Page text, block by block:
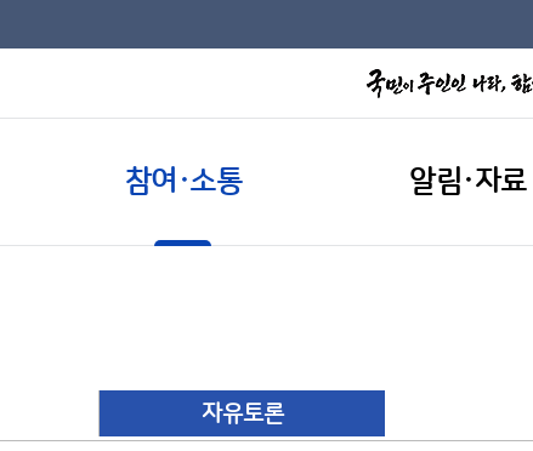
참여·소통 알림·자료
자유토론